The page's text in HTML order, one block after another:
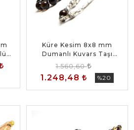
Küre Kesim 8x8 mm
Dumanlı Kuvars Taşı
Alpaka Püsküllü Tesbih
1.560,60
1.248,48 %20